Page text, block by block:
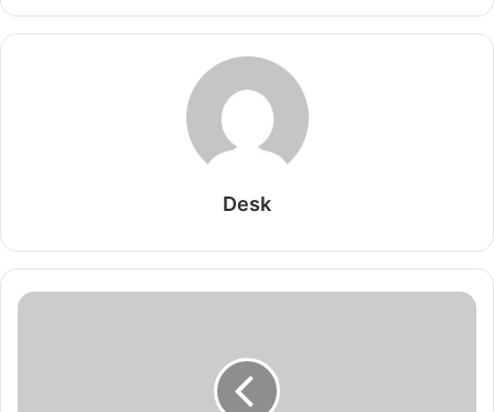
कही।
पोंटिंग ने आगे कहा, "उन्हें कुछ बड़े फैसले लेने हैं। मुझे लगता है कि भारत के
खिलाफ पहले मैच के खत्म होने के बाद से जो सवाल सबसे ज्यादा उठ रहा है, वह यह
है कि क्या उन्हें एक और विशेषज्ञ स्पिनर को अपनी शुरुआती प्लेइंग-11 में शामिल
करने की कोशिश करनी होगी। "वे मैक्सवेल के विशेषज्ञ स्पिनर होने के बारे में बात
मेरे लिए दिलचस्प बात उन्हें अभ्यास मैच में देखना था और उन्होंने गेंदबाजी के लिए
लाबुशेन का इस्तेमाल किया था।" पोंटिंग ने यह कहते हुए अपनी बात खत्म की कि
ऑस्ट्रेलिया टूर्नामेंट में लगातार दूसरा मैच हारने का जोखिम नहीं उठा सकता।
गॉल टेस्ट से पहले स्पिन की तैयारी अधूरी? कोलंबो की पिच ने
Desk